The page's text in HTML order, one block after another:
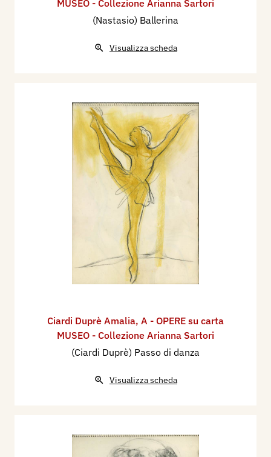
MUSEO - Collezione Arianna Sartori
(Nastasio) Ballerina
Visualizza scheda
Ciardi Duprè Amalia, A - OPERE su carta
MUSEO - Collezione Arianna Sartori
(Ciardi Duprè) Passo di danza
Visualizza scheda